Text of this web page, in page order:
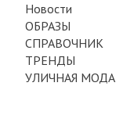
Новости
ОБРАЗЫ
СПРАВОЧНИК
ТРЕНДЫ
УЛИЧНАЯ МОДА